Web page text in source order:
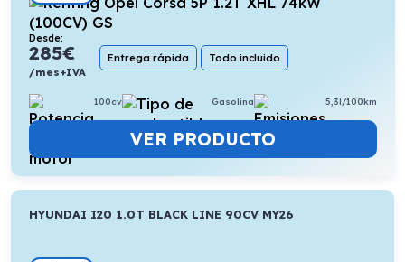
Desde:
285€
/mes+IVA
Entrega rápida Todo incluido
100cv Gasolina 5,3l/100km
VER PRODUCTO
HYUNDAI I20 1.0T BLACK LINE 90CV MY26